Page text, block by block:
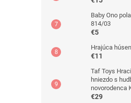
Baby Ono
814/03
€5
Hrajúca
€11
Taf Toys
hniezdo s
novorodenca
€29